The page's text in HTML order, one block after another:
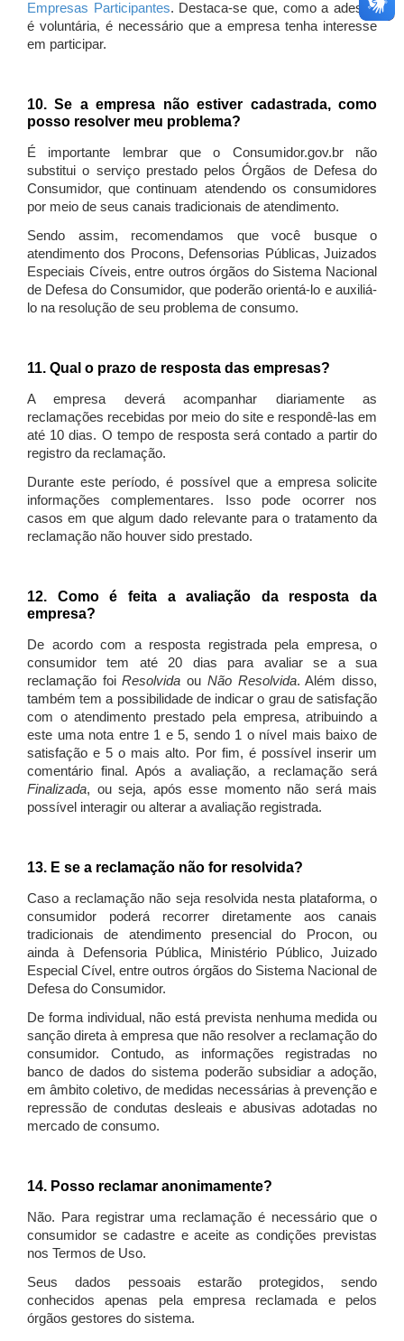
Empresas Participantes. Destaca-se que, como a adesão
é voluntária, é necessário que a empresa tenha interesse
em participar.
10. Se a empresa não estiver cadastrada, como
posso resolver meu problema?
É importante lembrar que o Consumidor.gov.br não
substitui o serviço prestado pelos Órgãos de Defesa do
Consumidor, que continuam atendendo os consumidores
por meio de seus canais tradicionais de atendimento.
Sendo assim, recomendamos que você busque o
atendimento dos Procons, Defensorias Públicas, Juizados
Especiais Cíveis, entre outros órgãos do Sistema Nacional
de Defesa do Consumidor, que poderão orientá-lo e auxiliá-
lo na resolução de seu problema de consumo.
11. Qual o prazo de resposta das empresas?
A empresa deverá acompanhar diariamente as
reclamações recebidas por meio do site e respondê-las em
até 10 dias. O tempo de resposta será contado a partir do
registro da reclamação.
Durante este período, é possível que a empresa solicite
informações complementares. Isso pode ocorrer nos
casos em que algum dado relevante para o tratamento da
reclamação não houver sido prestado.
12. Como é feita a avaliação da resposta da
empresa?
De acordo com a resposta registrada pela empresa, o
consumidor tem até 20 dias para avaliar se a sua
reclamação foiResolvida ou Não Resolvida. Além disso,
também tem a possibilidade de indicar o grau de satisfação
com o atendimento prestado pela empresa, atribuindo a
este uma nota entre 1 e 5, sendo 1 o nível mais baixo de
satisfação e 5 o mais alto. Por fim, é possível inserir um
comentário final. Após a avaliação, a reclamação será
Finalizada, ou seja, após esse momento não será mais
possível interagir ou alterar a avaliação registrada.
13. E se a reclamação não for resolvida?
Caso a reclamação não seja resolvida nesta plataforma, o
consumidor poderá recorrer diretamente aos canais
tradicionais de atendimento presencial do Procon, ou
ainda à Defensoria Pública, Ministério Público, Juizado
Especial Cível, entre outros órgãos do Sistema Nacional de
Defesa do Consumidor.
De forma individual, não está prevista nenhuma medida ou
sanção direta à empresa que não resolver a reclamação do
consumidor. Contudo, as informações registradas no
banco de dados do sistema poderão subsidiar a adoção,
em âmbito coletivo, de medidas necessárias à prevenção e
repressão de condutas desleais e abusivas adotadas no
mercado de consumo.
14. Posso reclamar anonimamente?
Não. Para registrar uma reclamação é necessário que o
consumidor se cadastre e aceite as condições previstas
nos Termos de Uso.
Seus dados pessoais estarão protegidos, sendo
conhecidos apenas pela empresa reclamada e pelos
órgãos gestores do sistema.